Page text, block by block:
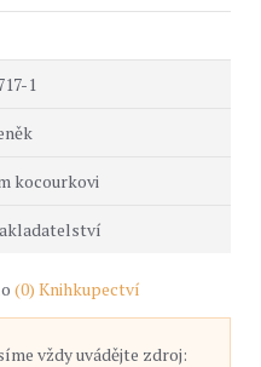
1
kocourkovi
(0) Knihkupectví
vždy uvádějte zdroj: